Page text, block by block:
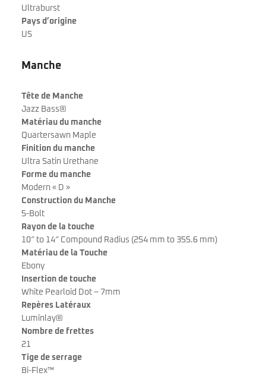
Ultraburst
Pays d’origine
US
Manche
Tête de Manche
Jazz Bass®
Matériau du manche
Quartersawn Maple
Finition du manche
Ultra Satin Urethane
Forme du manche
Modern « D »
Construction du Manche
5-Bolt
Rayon de la touche
10″ to 14″ Compound Radius (254 mm to 355.6 mm)
Matériau de la Touche
Ebony
Insertion de touche
White Pearloid Dot – 7mm
Repères Latéraux
Luminlay®
Nombre de frettes
21
Tige de serrage
Bi-Flex™